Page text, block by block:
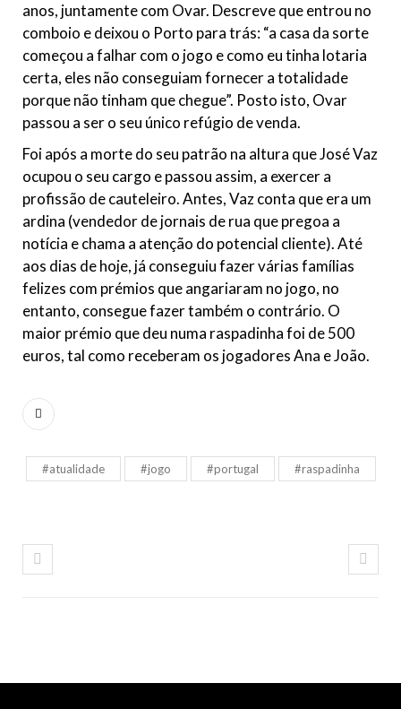
anos, juntamente com Ovar. Descreve que entrou no
comboio e deixou o Porto para trás: “a casa da sorte
começou a falhar com o jogo e como eu tinha lotaria
certa, eles não conseguiam fornecer a totalidade
porque não tinham que chegue”. Posto isto, Ovar
passou a ser o seu único refúgio de venda.
Foi após a morte do seu patrão na altura que José Vaz
ocupou o seu cargo e passou assim, a exercer a
profissão de cauteleiro. Antes, Vaz conta que era um
ardina (vendedor de jornais de rua que pregoa a
notícia e chama a atenção do potencial cliente). Até
aos dias de hoje, já conseguiu fazer várias famílias
felizes com prémios que angariaram no jogo, no
entanto, consegue fazer também o contrário. O
maior prémio que deu numa raspadinha foi de 500
euros, tal como receberam os jogadores Ana e João.
#atualidade #jogo #portugal #raspadinha